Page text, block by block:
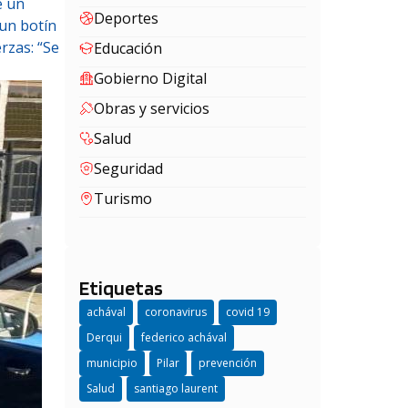
botín
“Se
Deportes
Educación
Gobierno Digital
Obras y servicios
Salud
Seguridad
Turismo
Etiquetas
achával coronavirus
covid 19
Derqui
federico achával
municipio
Pilar
prevención
Salud
santiago laurent